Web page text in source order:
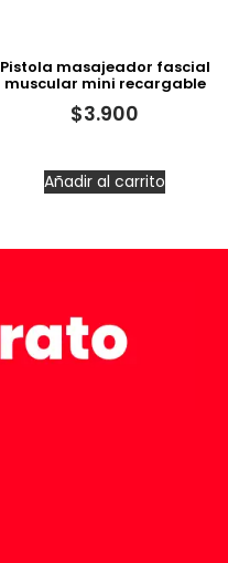
Pistola masajeador fascial
muscular mini recargable
$3.900
Añadir al carrito